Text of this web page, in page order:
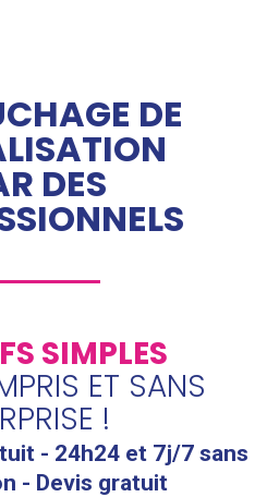
DE
DES
SIMPLES
ET SANS
!
- 24h24 et 7j/7 sans
- Devis gratuit